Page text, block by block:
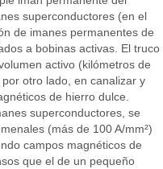
superconductores (en el
de imanes permanentes de
a bobinas activas. El truco
activo (kilómetros de
otro lado, en canalizar y
de hierro dulce.
superconductores, se
(más de 100 A/mm²)
campos magnéticos de
que el de un pequeño